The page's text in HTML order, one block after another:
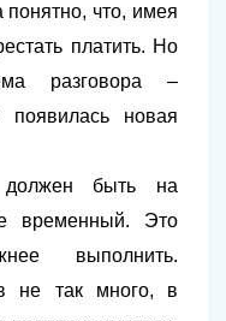
понятно, что, имея
платить. Но
разговора –
новая
должен быть на
временный. Это
выполнить.
не так много, в